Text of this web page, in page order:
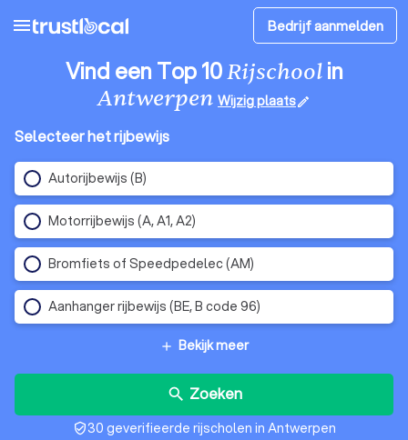
menu Bedrijf aanmelden
Vind een Top 10Rijschoolin
Antwerpen Wijzig plaatsedit
Selecteer het rijbewijs
Autorijbewijs (B)
Motorrijbewijs (A, A1, A2)
Bromfiets of Speedpedelec (AM)
Aanhanger rijbewijs (BE, B code 96)
add Bekijk meer
search Zoeken
verified_user30 geverifieerde rijscholen in Antwerpen